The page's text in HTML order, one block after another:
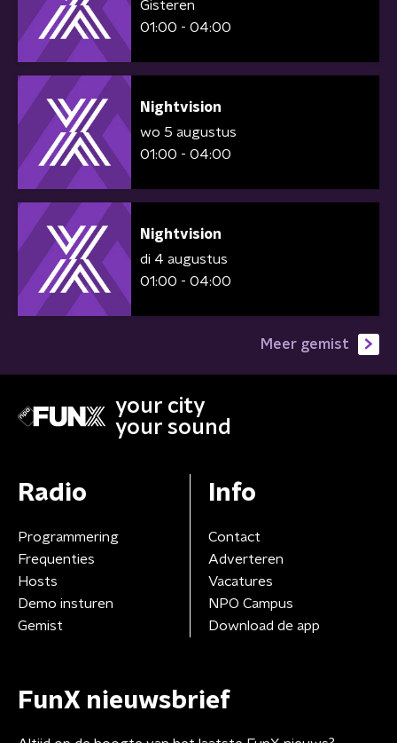
Gisteren
01:00 - 04:00
Nightvision
wo 5 augustus
01:00 - 04:00
Nightvision
di 4 augustus
01:00 - 04:00
Meer gemist
your city
your sound
Radio
Programmering
Frequenties
Hosts
Demo insturen
Gemist
Info
Contact
Adverteren
Vacatures
NPO Campus
Download de app
FunX nieuwsbrief